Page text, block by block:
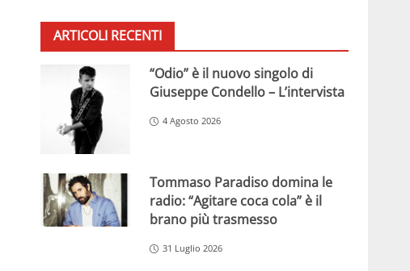
ARTICOLI RECENTI
“Odio” è il nuovo singolo di
Giuseppe Condello – L’intervista
4 Agosto 2026
Tommaso Paradiso domina le
radio: “Agitare coca cola” è il
brano più trasmesso
31 Luglio 2026